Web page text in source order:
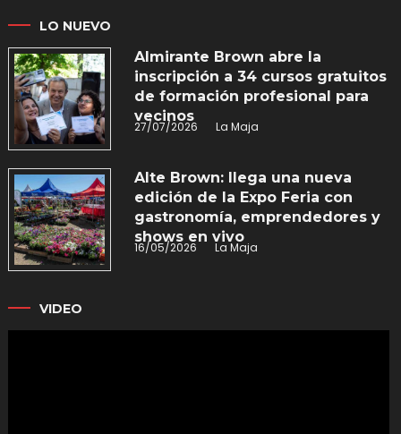
LO NUEVO
Almirante Brown abre la
inscripción a 34 cursos gratuitos
de formación profesional para
vecinos
27/07/2026 La Maja
Alte Brown: llega una nueva
edición de la Expo Feria con
gastronomía, emprendedores y
shows en vivo
16/05/2026 La Maja
VIDEO